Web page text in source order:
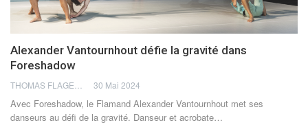
Alexander Vantournhout défie la gravité dans
Foreshadow
THOMAS FLAGEL 30 Mai 2024
Avec Foreshadow, le Flamand Alexander Vantournhout met ses
danseurs au défi de la gravité. Danseur et acrobate…